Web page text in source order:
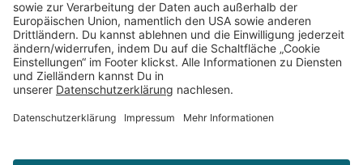
Impressum AGB Widerrufsbelehrung